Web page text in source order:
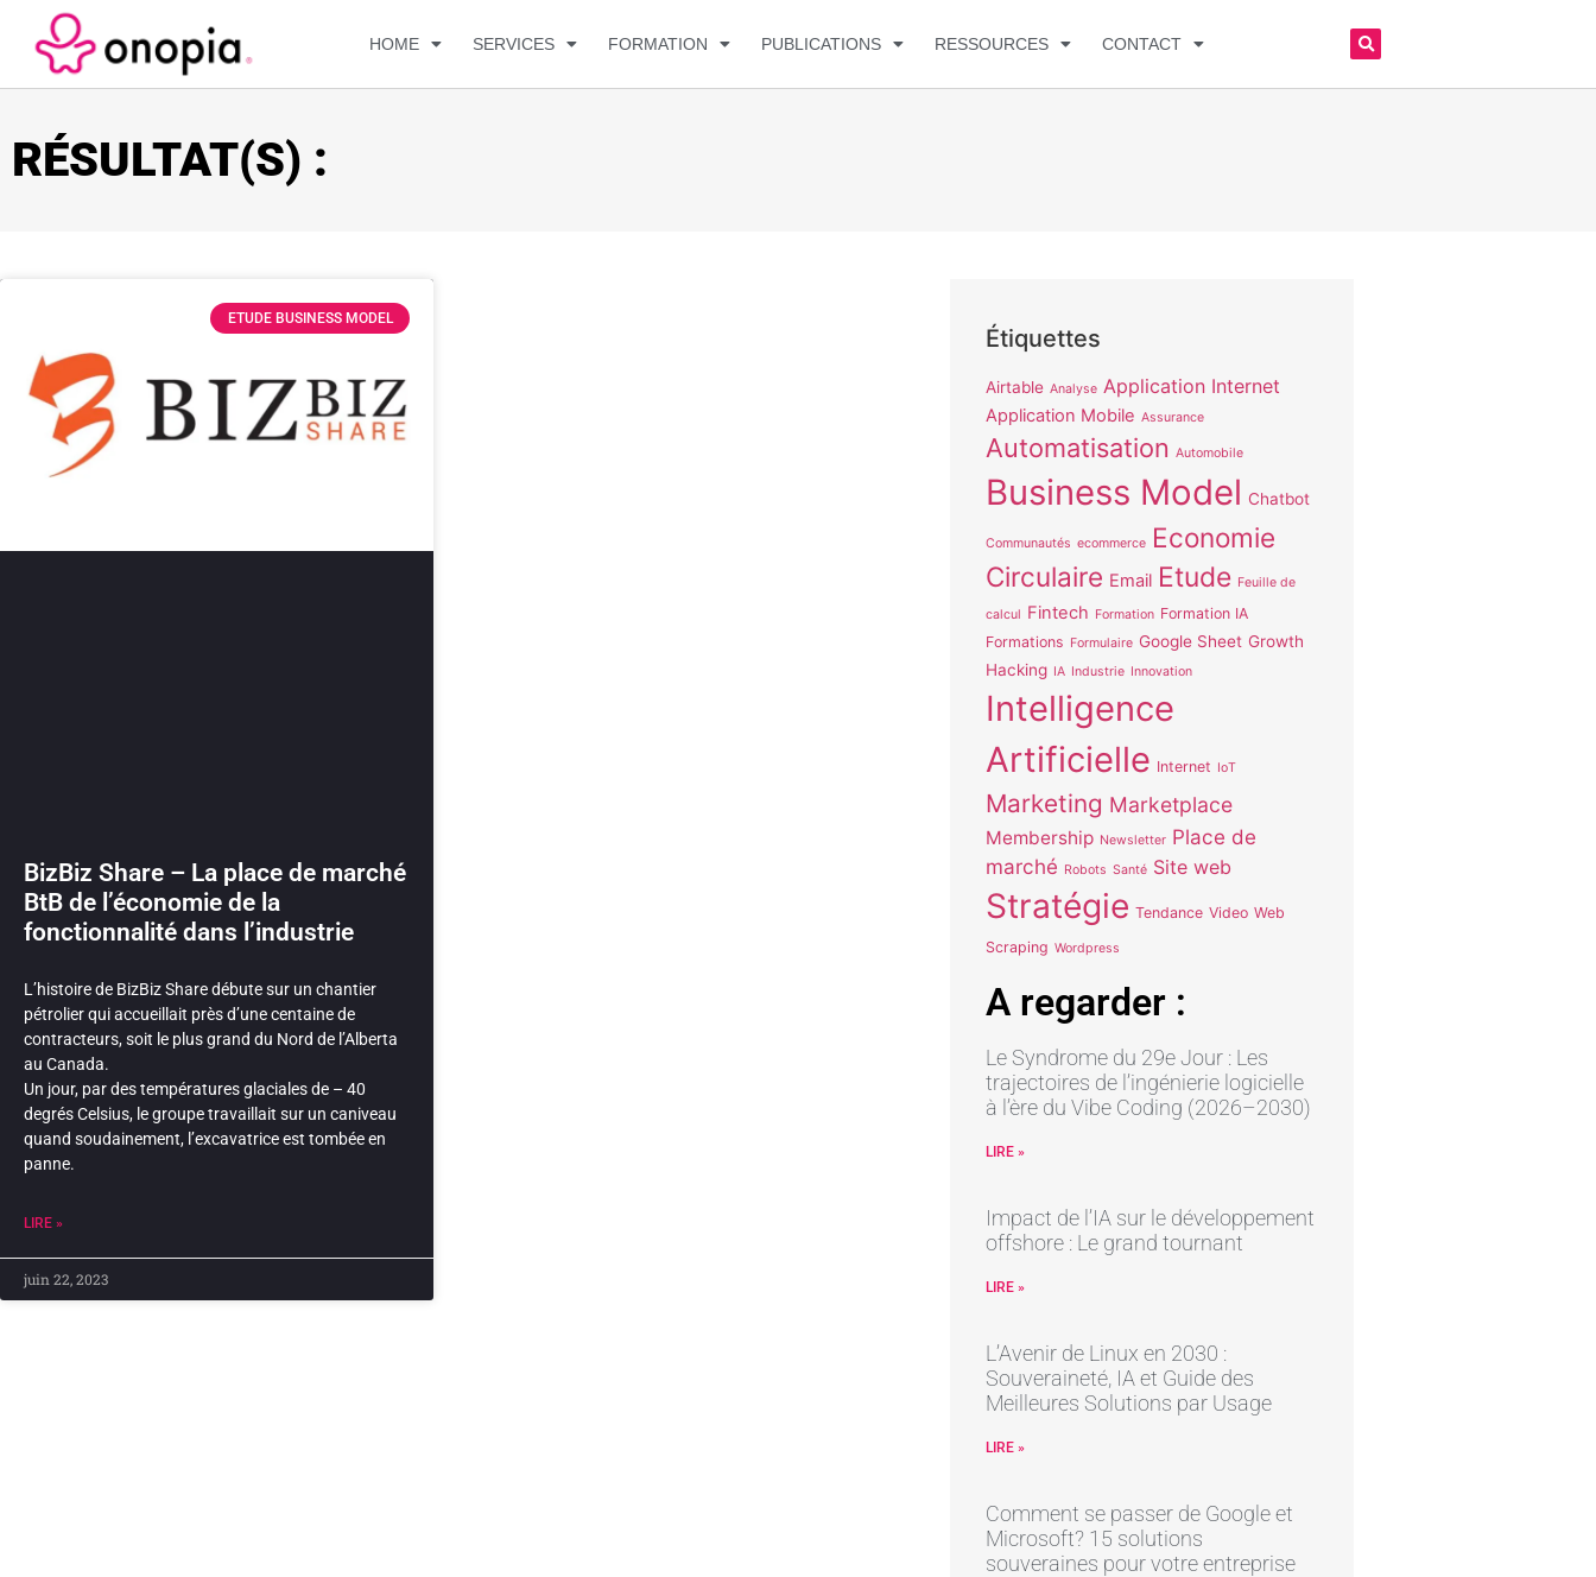
HOME SERVICES FORMATION PUBLICATIONS RESSOURCES CONTACT
RÉSULTAT(S) :
ETUDE BUSINESS MODEL
BizBiz Share – La place de marché
BtB de l’économie de la
fonctionnalité dans l’industrie
L’histoire de BizBiz Share débute sur un chantier
pétrolier qui accueillait près d’une centaine de
contracteurs, soit le plus grand du Nord de l’Alberta
au Canada.
Un jour, par des températures glaciales de – 40
degrés Celsius, le groupe travaillait sur un caniveau
quand soudainement, l’excavatrice est tombée en
panne.
LIRE »
juin 22, 2023
Étiquettes
Airtable Analyse Application Internet
Application Mobile Assurance
Automatisation Automobile
Business Model Chatbot
Communautés ecommerce Economie
Circulaire Email Etude Feuille de
calcul Fintech Formation Formation IA
Formations Formulaire Google Sheet Growth
Hacking IA Industrie Innovation
Intelligence
Artificielle Internet IoT
Marketing Marketplace
Membership Newsletter Place de
marché Robots Santé Site web
Stratégie Tendance Video Web
Scraping Wordpress
A regarder :
Le Syndrome du 29e Jour : Les
trajectoires de l’ingénierie logicielle
à l’ère du Vibe Coding (2026–2030)
LIRE »
Impact de l’IA sur le développement
offshore : Le grand tournant
LIRE »
L’Avenir de Linux en 2030 :
Souveraineté, IA et Guide des
Meilleures Solutions par Usage
LIRE »
Comment se passer de Google et
Microsoft? 15 solutions
souveraines pour votre entreprise